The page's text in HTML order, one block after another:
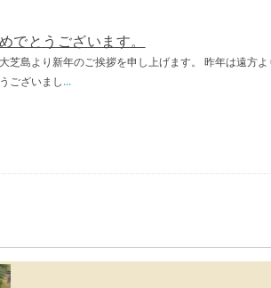
でとうございます。
芝島より新年のご挨拶を申し上げます。 昨年は遠方
ございまし...